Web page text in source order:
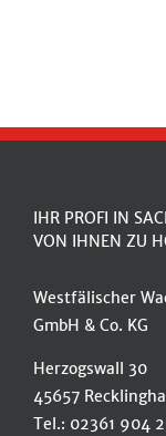
IHR PROFI IN
VON IHNEN ZU
Westfälischer
GmbH & Co. KG
Herzogswall 30
45657
Tel.: 02361 904